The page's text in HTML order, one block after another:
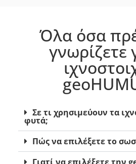
Όλα όσα
γνωρίζετε
Σε τι χρησιμεύουν τα
φυτά;
Πώς να επιλέξετε το
Γιατί να επιλέξετε την